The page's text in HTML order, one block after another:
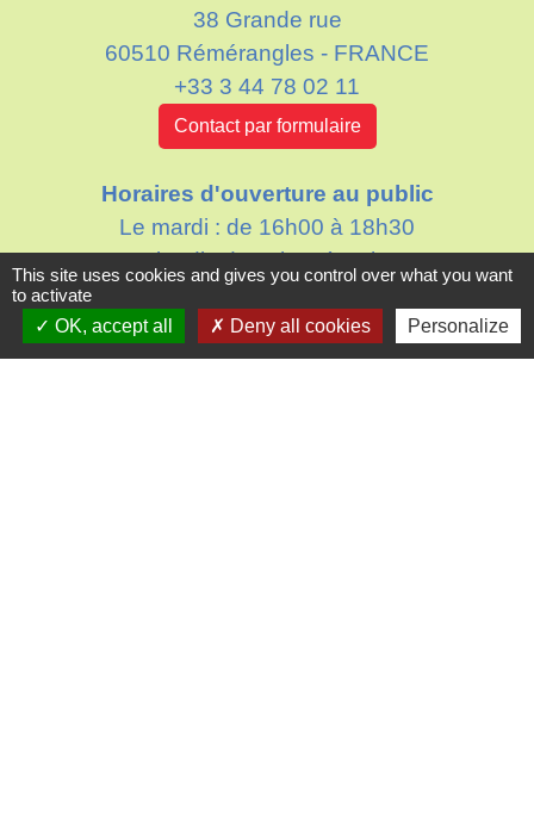
38 Grande rue
60510 Rémérangles - FRANCE
+33 3 44 78 02 11
Contact par formulaire
Horaires d'ouverture au public
Le mardi : de 16h00 à 18h30
Le jeudi : de 11h30 à 12h30
Liens
This site uses cookies and gives you control over what you want
to activate
OK, accept all
Deny all cookies Personalize